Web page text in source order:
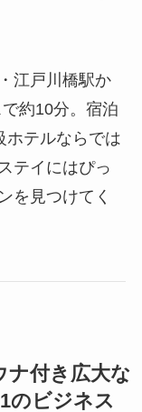
江戸川橋駅か
約10分。宿泊
ホテルならでは
テイにはぴっ
を見つけてく
ナ付き広大な
のビジネス